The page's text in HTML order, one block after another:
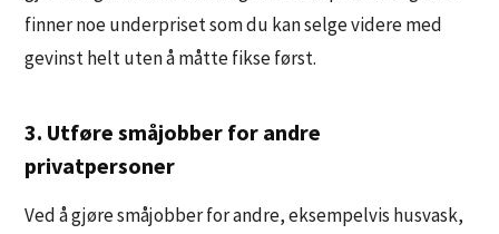
finner noe underpriset som du kan selge videre med
gevinst helt uten å måtte fikse først.
3. Utføre småjobber for andre
privatpersoner
Ved å gjøre småjobber for andre, eksempelvis husvask,